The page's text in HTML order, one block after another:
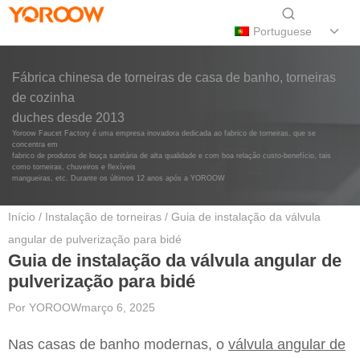
Portuguese
Fábrica chinesa de torneiras de casa de banho, torneiras
de cozinha
duches desde 2013
Yoroow Faucet Factory é uma empresa inovadora dedicada ao fabrico de torneiras, que se
concentra em
fabrico de produtos de louça sanitária de alta qualidade e com boa relação custo-benefício, tais
como torneiras, chuveiros e flexíveis
mangueiras, etc. Durante os últimos 12 anos após a YOROOW
Início / Instalação de torneiras / Guia de instalação da válvula
angular de pulverização para bidé
Guia de instalação da válvula angular de
pulverização para bidé
Por YOROOWmarço 6, 2025
Nas casas de banho modernas, o válvula angular de